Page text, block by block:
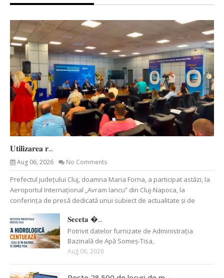
𝐔𝐭𝐢𝐥𝐢𝐳𝐚𝐫𝐞𝐚 𝐫...
Aug 06, 2026 No Comments
Prefectul județului Cluj, doamna Maria Forna, a participat astăzi, la
Aeroportul Internațional „Avram Iancu” din Cluj-Napoca, la
conferința de presă dedicată unui subiect de actualitate și de
𝐒𝐞𝐜𝐞𝐭𝐚 �...
Potrivit datelor furnizate de Administrația
Bazinală de Apă Someș-Tisa,
Aug 06, 2026